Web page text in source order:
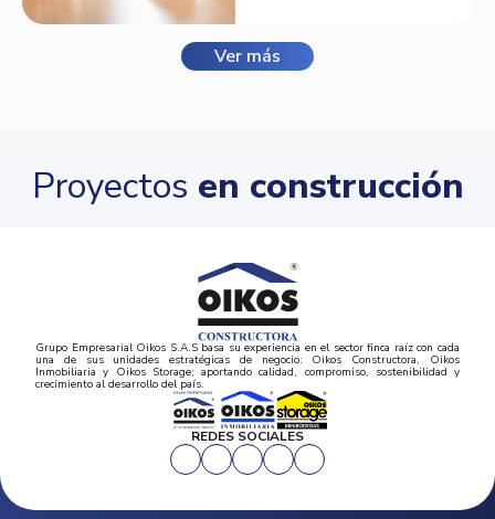
Ver más
Proyectos en construcción
Grupo Empresarial Oikos S.A.S basa su experiencia en el sector finca raíz con cada
una de sus unidades estratégicas de negocio: Oikos Constructora, Oikos
Inmobiliaria y Oikos Storage; aportando calidad, compromiso, sostenibilidad y
crecimiento al desarrollo del país.
REDES SOCIALES